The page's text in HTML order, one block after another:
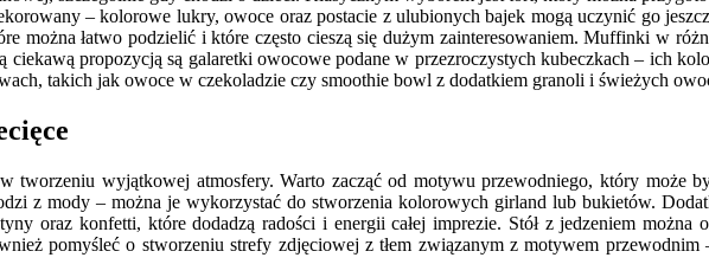
– kolorowe lukry, owoce oraz postacie z ulubionych bajek mogą uczynić go
można łatwo podzielić i które często cieszą się dużym zainteresowaniem. Muffinki w
ciekawą propozycją są galaretki owocowe podane w przezroczystych kubeczkach – ich
takich jak owoce w czekoladzie czy smoothie bowl z dodatkiem granoli i świeżych
tworzeniu wyjątkowej atmosfery. Warto zacząć od motywu przewodniego, który może
z mody – można je wykorzystać do stworzenia kolorowych girland lub bukietów.
oraz konfetti, które dodadzą radości i energii całej imprezie. Stół z jedzeniem można
pomyśleć o stworzeniu strefy zdjęciowej z tłem związanym z motywem